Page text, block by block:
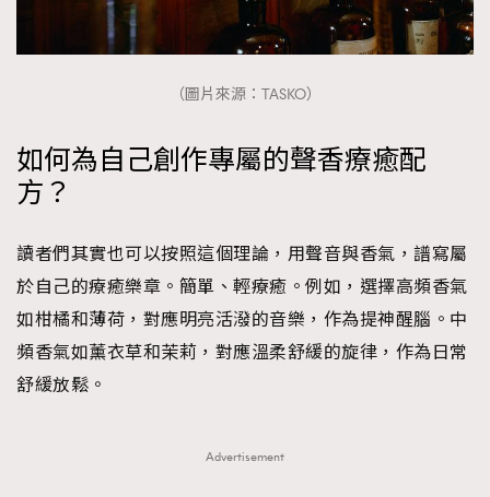
（圖片來源：TASKO）
如何為自己創作專屬的聲香療癒配
方？
讀者們其實也可以按照這個理論，用聲音與香氣，譜寫屬
於自己的療癒樂章。簡單、輕療癒。例如，選擇高頻香氣
如柑橘和薄荷，對應明亮活潑的音樂，作為提神醒腦。中
頻香氣如薰衣草和茉莉，對應溫柔舒緩的旋律，作為日常
舒緩放鬆。
Advertisement